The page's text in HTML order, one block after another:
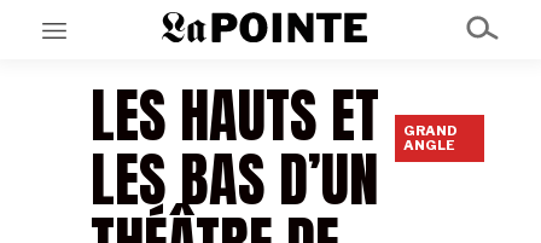
EN CE MOMENT
GRAND ANGLE
AU LARGE
ÉMOIS
EN CHANTIER
LES HAUTS ET
LES BAS D’UN
GRAND
ANGLE